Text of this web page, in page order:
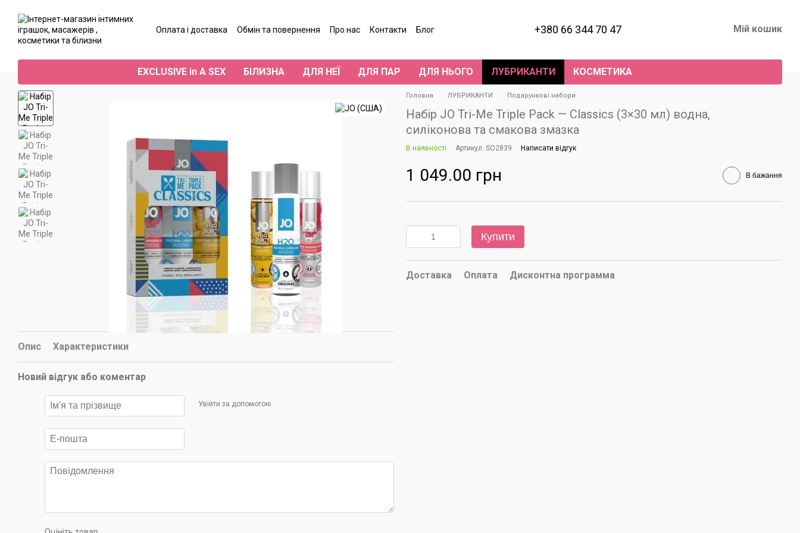
Оплата і доставка Обмін та повернення Про нас Контакти
Блог
+380 66 344 70 47 Мій кошик
EXCLUSIVE in A SEX БІЛИЗНА ДЛЯ НЕЇ ДЛЯ ПАР ДЛЯ НЬОГО ЛУБРИКАНТИ КОСМЕТИКА
Опис Характеристики
Новий відгук або коментар
Увійти за допомогою
Головна ЛУБРИКАНТИ Подарункові набори
Набір JO Tri-Me Triple Pack — Classics (3×30 мл) водна,
силіконова та смакова змазка
В наявності Артикул: SO2839 Написати відгук
1 049.00 грн В бажання
Купити
Доставка Оплата Дисконтна программа